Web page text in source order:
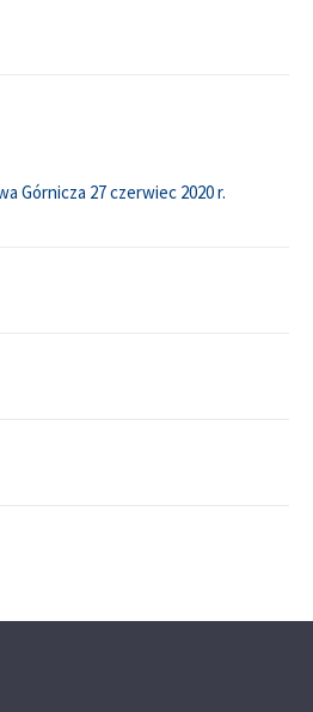
Górnicza 27 czerwiec 2020 r.